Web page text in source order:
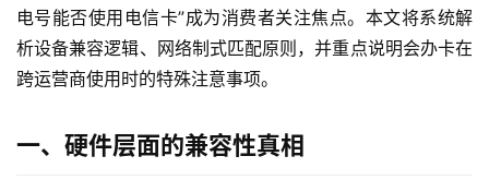
电号能否使用电信卡”成为消费者关注焦点。本文将系统解
析设备兼容逻辑、网络制式匹配原则，并重点说明会办卡在
跨运营商使用时的特殊注意事项。
一、硬件层面的兼容性真相